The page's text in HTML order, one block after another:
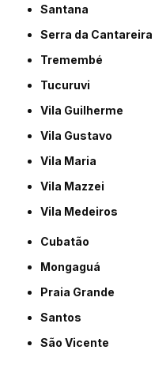
Santana
Serra da Cantareira
Tremembé
Tucuruvi
Vila Guilherme
Vila Gustavo
Vila Maria
Vila Mazzei
Vila Medeiros
Cubatão
Mongaguá
Praia Grande
Santos
São Vicente